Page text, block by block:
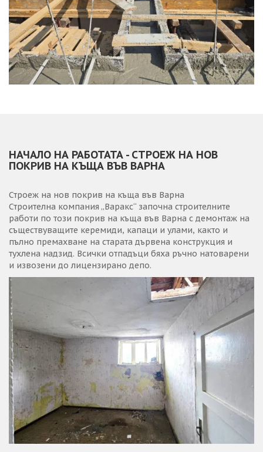
НАЧАЛО НА РАБОТАТА - СТРОЕЖ НА НОВ
ПОКРИВ НА КЪЩА ВЪВ ВАРНА
Строеж на нов покрив на къща във Варна
Строителна компания „Варакс“ започна строителните
работи по този покрив на къща във Варна с демонтаж на
съществуващите керемиди, капаци и улами, както и
пълно премахване на старата дървена конструкция и
тухлена надзид. Всички отпадъци бяха ръчно натоварени
и извозени до лицензирано депо.